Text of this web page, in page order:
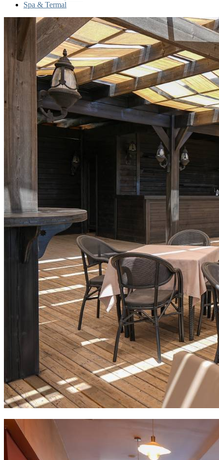
Spa & Termal